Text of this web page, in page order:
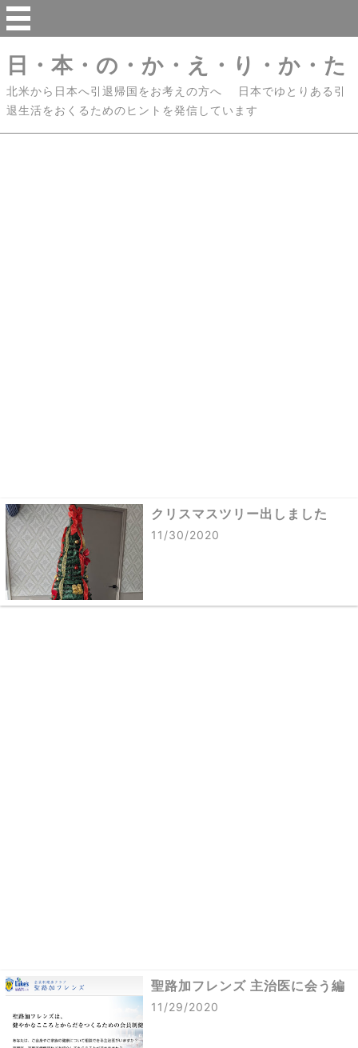
日・本・の・か・え・り・か・た
北米から日本へ引退帰国をお考えの方へ 日本でゆとりある引
退生活をおくるためのヒントを発信しています
クリスマスツリー出しました
11/30/2020
聖路加フレンズ 主治医に会う編
11/29/2020